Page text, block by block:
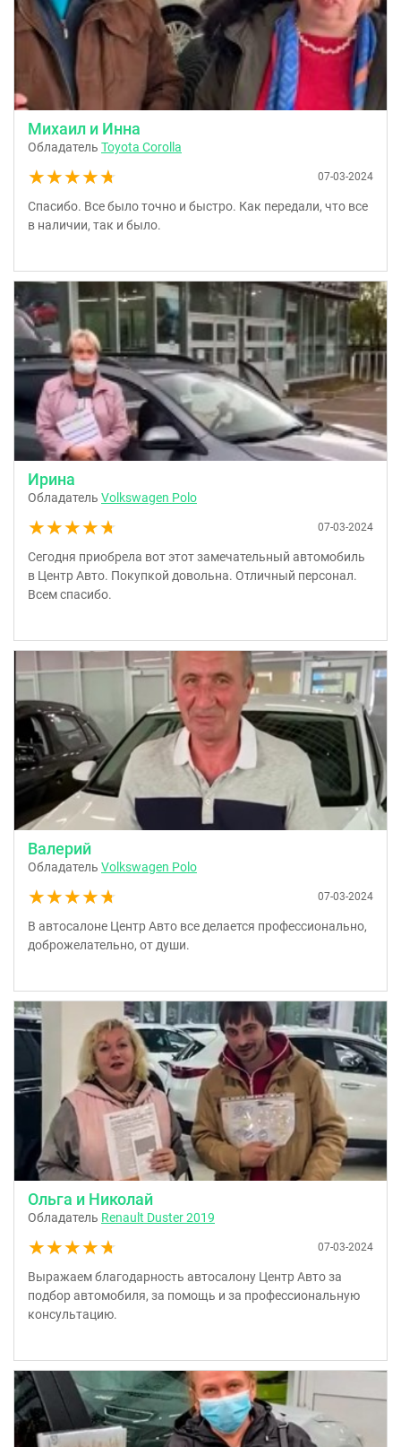
Михаил и Инна
Обладатель Toyota Corolla
★★★★★
★★★★★ 07-03-2024
Спасибо. Все было точно и быстро. Как передали, что все
в наличии, так и было.
Ирина
Обладатель Volkswagen Polo
★★★★★
★★★★★ 07-03-2024
Сегодня приобрела вот этот замечательный автомобиль
в Центр Авто. Покупкой довольна. Отличный персонал.
Всем спасибо.
Валерий
Обладатель Volkswagen Polo
★★★★★
★★★★★ 07-03-2024
В автосалоне Центр Авто все делается профессионально,
доброжелательно, от души.
Ольга и Николай
Обладатель Renault Duster 2019
★★★★★
★★★★★ 07-03-2024
Выражаем благодарность автосалону Центр Авто за
подбор автомобиля, за помощь и за профессиональную
консультацию.